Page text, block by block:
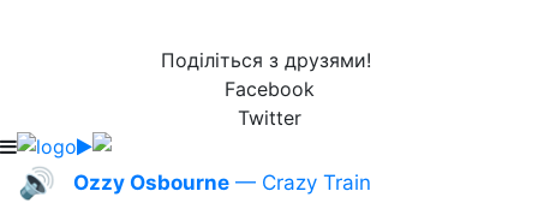
Поділіться з друзями!
Facebook
Twitter
🔊 Ozzy Osbourne — Crazy Train